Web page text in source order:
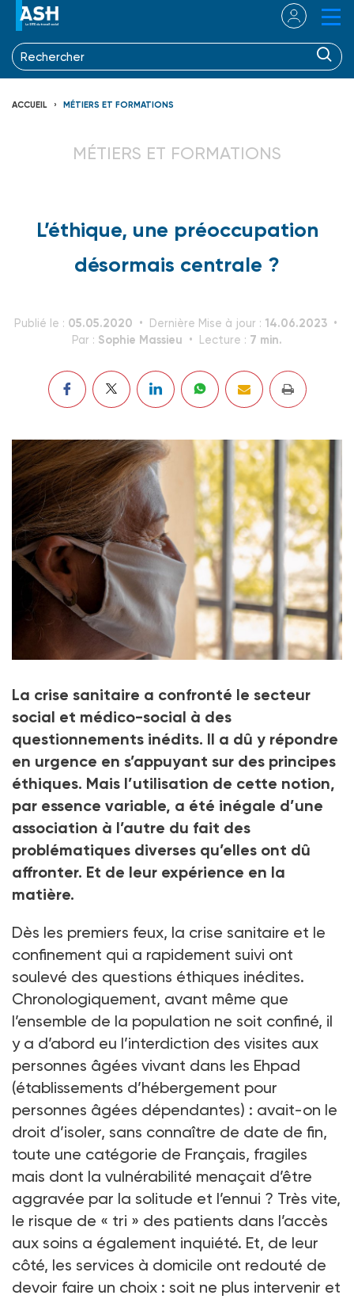
ACCUEIL MÉTIERS ET FORMATIONS
MÉTIERS ET FORMATIONS
L’éthique, une préoccupation
désormais centrale ?
Publié le : 05.05.2020 Dernière Mise à jour : 14.06.2023
Par : Sophie Massieu Lecture : 7 min.
Crédit photo AdriÃ¡n - stock.adobe.com
La crise sanitaire a confronté le secteur
social et médico-social à des
questionnements inédits. Il a dû y répondre
en urgence en s’appuyant sur des principes
éthiques. Mais l’utilisation de cette notion,
par essence variable, a été inégale d’une
association à l’autre du fait des
problématiques diverses qu’elles ont dû
affronter. Et de leur expérience en la
matière.
Dès les premiers feux, la crise sanitaire et le
confinement qui a rapidement suivi ont
soulevé des questions éthiques inédites.
Chronologiquement, avant même que
l’ensemble de la population ne soit confiné, il
y a d’abord eu l’interdiction des visites aux
personnes âgées vivant dans les Ehpad
(établissements d’hébergement pour
personnes âgées dépendantes) : avait-on le
droit d’isoler, sans connaître de date de fin,
toute une catégorie de Français, fragiles
mais dont la vulnérabilité menaçait d’être
aggravée par la solitude et l’ennui ? Très vite,
le risque de « tri » des patients dans l’accès
aux soins a également inquiété. Et, de leur
côté, les services à domicile ont redouté de
devoir faire un choix : soit ne plus intervenir et